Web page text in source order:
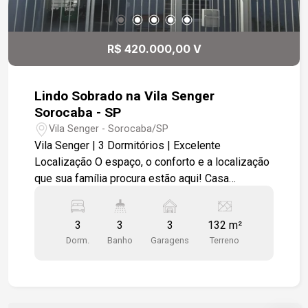
R$ 420.000,00 V
Lindo Sobrado na Vila Senger
Sorocaba - SP
Vila Senger - Sorocaba/SP
Vila Senger | 3 Dormitórios | Excelente
Localização O espaço, o conforto e a localização
que sua família procura estão aqui! Casa
dos espaços e uma localização privilegiada,
próxima à serviços e facilidades. Destaques do
imóvel: 3 dormitórios espaçosos; 3 banheiros;
3
Dorm.
3
Banho
3
Garagens
132 m²
Terreno